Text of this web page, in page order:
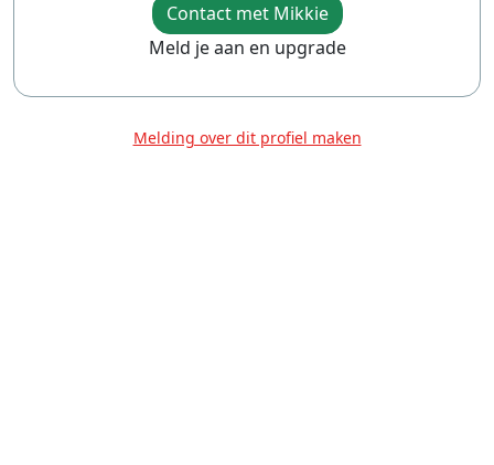
Contact met Mikkie
Meld je aan en upgrade
Melding over dit profiel maken